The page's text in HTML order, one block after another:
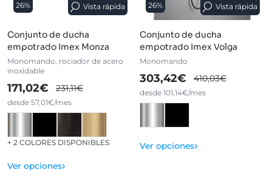
26% Vista rápida
Conjunto de ducha
empotrado Imex Monza
Monomando, rociador de acero
inoxidable
171,02€ 231,11€
desde 57,01€/mes
+ 2 COLORES DISPONIBLES
Ver opciones›
26% Vista rápida
Conjunto de ducha
empotrado Imex Volga
Monomando
303,42€ 410,03€
desde 101,14€/mes
Ver opciones›